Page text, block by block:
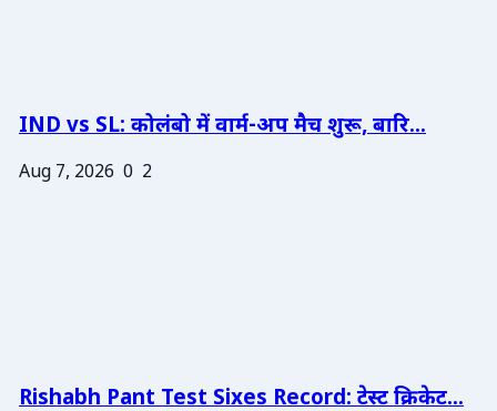
IND vs SL: कोलंबो में वार्म-अप मैच शुरू, बारि...
Aug 7, 2026 0 2
Rishabh Pant Test Sixes Record: टेस्ट क्रिकेट...